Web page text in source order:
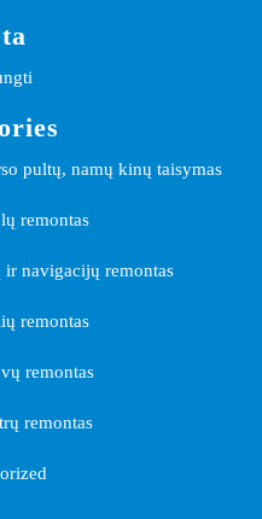
pultų, namų kinų taisymas
remontas
navigacijų remontas
remontas
remontas
remontas